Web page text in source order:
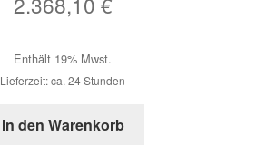
Enthält 19% Mwst.
Lieferzeit: ca. 24 Stunden
In den Warenkorb